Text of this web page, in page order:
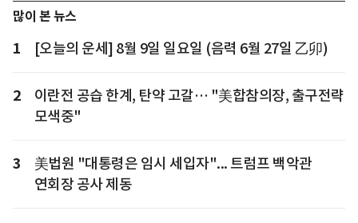
많이 본 뉴스
1 [오늘의 운세] 8월 9일 일요일 (음력 6월 27일 乙卯)
2
이란전 공습 한계, 탄약 고갈… "美합참의장, 출구전략
모색중"
3
美법원 "대통령은 임시 세입자"... 트럼프 백악관
연회장 공사 제동